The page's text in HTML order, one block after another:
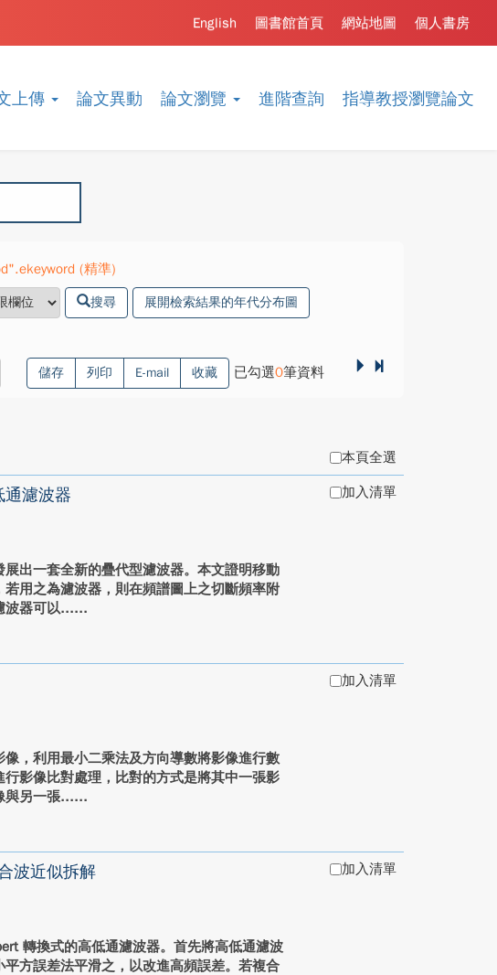
上傳 論文異動 論文瀏覽 進階查詢 指導教授瀏覽論文
個人書房
網站地圖
圖書館首頁
English
(精準)
搜尋 展開檢索結果的年代分布圖
儲存 列印 E-mail 收藏 已勾選0筆資料
本頁全選
濾波器
出一套全新的疊代型濾波器。本文證明移動
用之為濾波器，則在頻譜圖上之切斷頻率附
波器可以...
加入清單
，利用最小二乘法及方向導數將影像進行數
影像比對處理，比對的方式是將其中一張影
與另一張...
加入清單
波近似拆解
轉換式的高低通濾波器。首先將高低通濾波
方誤差法平滑之，以改進高頻誤差。若複合
加入清單